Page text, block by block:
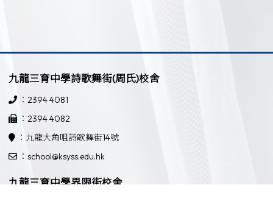
九龍三育中學詩歌舞街(周氏)校舍
：2394 4081
：2394 4082
：九龍大角咀詩歌舞街14號
：school@ksyss.edu.hk
九龍三育中學界限街校舍